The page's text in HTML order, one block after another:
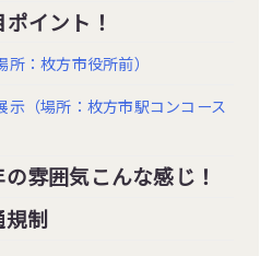
イント！
所：枚方市役所前）
示（場所：枚方市駅コンコース
雰囲気こんな感じ！
規制